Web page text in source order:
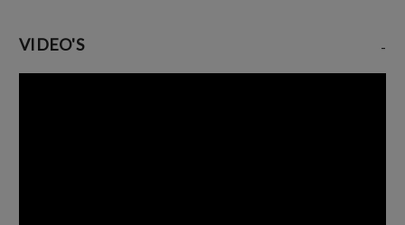
VIDEO'S -